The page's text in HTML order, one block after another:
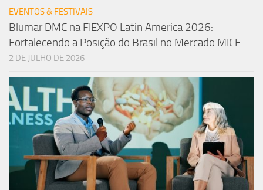
EVENTOS & FESTIVAIS
Blumar DMC na FIEXPO Latin America 2026:
Fortalecendo a Posição do Brasil no Mercado MICE
2 DE JULHO DE 2026